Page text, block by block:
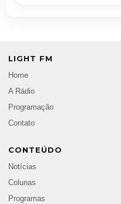
LIGHT FM
Home
A Rádio
Programação
Contato
CONTEÚDO
Notícias
Colunas
Programas